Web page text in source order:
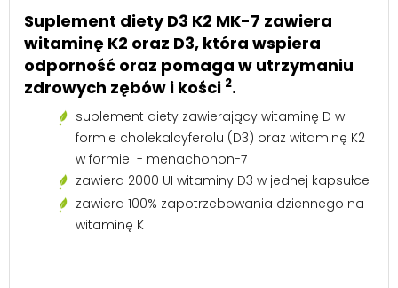
Suplement diety D3 K2 MK-7 zawiera
witaminę K2 oraz D3, która wspiera
odporność oraz pomaga w utrzymaniu
zdrowych zębów i kości 2.
suplement diety zawierający witaminę D w
formie cholekalcyferolu (D3) oraz witaminę K2
w formie - menachonon-7
zawiera 2000 UI witaminy D3 w jednej kapsułce
zawiera 100% zapotrzebowania dziennego na
witaminę K